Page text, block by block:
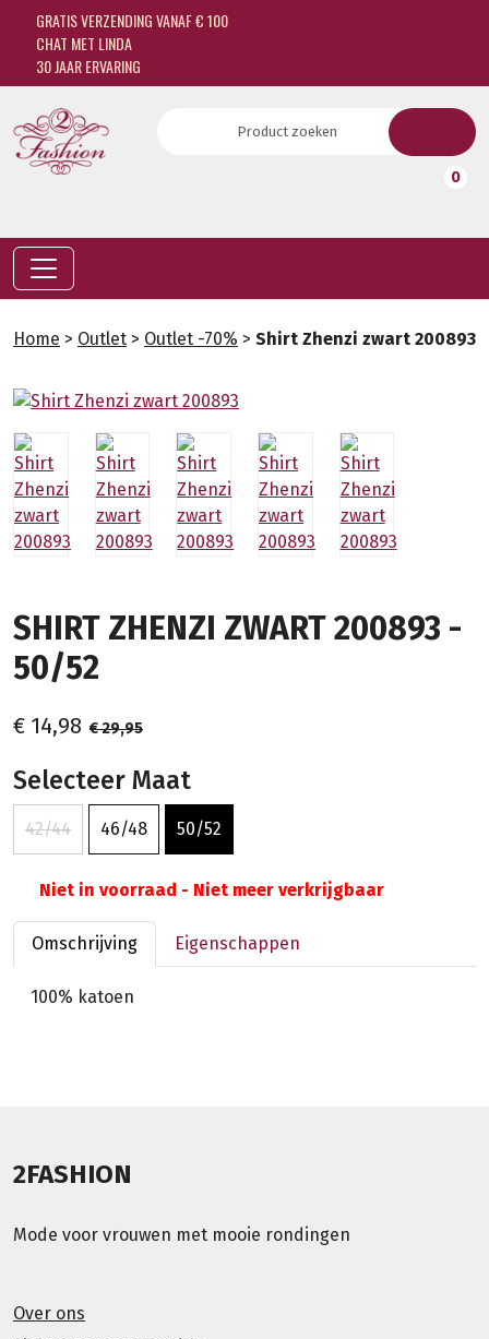
GRATIS VERZENDING VANAF € 100
CHAT MET LINDA
30 JAAR ERVARING
0
Home > Outlet > Outlet -70% > Shirt Zhenzi zwart 200893
SHIRT ZHENZI ZWART 200893 -
50/52
€ 14,98 € 29,95
Selecteer Maat
42/44 46/48 50/52
Niet in voorraad - Niet meer verkrijgbaar
Omschrijving Eigenschappen
100% katoen
2FASHION
Mode voor vrouwen met mooie rondingen
Over ons